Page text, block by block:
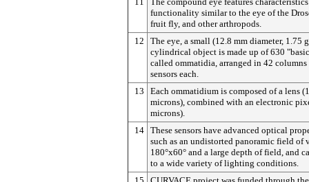
functionality similar to the eye of the
fruit fly, and other arthropods.
12
The eye, a small (12.8 mm diameter, 1.75
cylindrical object is made up of 630
called ommatidia, arranged in 42
sensors each.
13
Each ommatidium is composed of a lens
microns), combined with an electronic
microns).
14 These sensors have advanced optical
such as an undistorted panoramic field of
180°x60° and a large depth of field, and
to a wide variety of lighting conditions.